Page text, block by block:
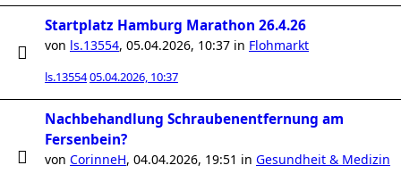
Startplatz Hamburg Marathon 26.4.26
von ls.13554, 05.04.2026, 10:37 in Flohmarkt
ls.1355405.04.2026, 10:37
Nachbehandlung Schraubenentfernung am
Fersenbein?
von CorinneH, 04.04.2026, 19:51 in Gesundheit & Medizin